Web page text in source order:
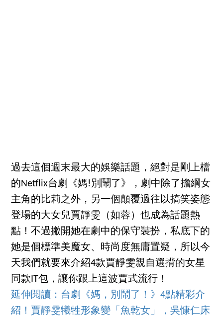
過去這個週末最大的娛樂話題，絕對是剛上檔
的Netflix台劇《媽!別鬧了》，劇中除了擔綱女
主角的比莉之外，另一個顛覆過往以搞笑姿態
登場的大女兒賈靜雯（如蓉）也成為話題熱
點！不過撇開她在劇中的保守裝扮，私底下的
她是個標準美魔女、時尚度無庸置疑，所以今
天我們就要來介紹4款賈靜雯親自選揹的女星
同款IT包，讓你跟上這波賈式流行！
延伸閱讀： 台劇《媽，別鬧了！》4點精彩介
紹！賈靜雯犧牲形象變「魚乾女」，吳慷仁床